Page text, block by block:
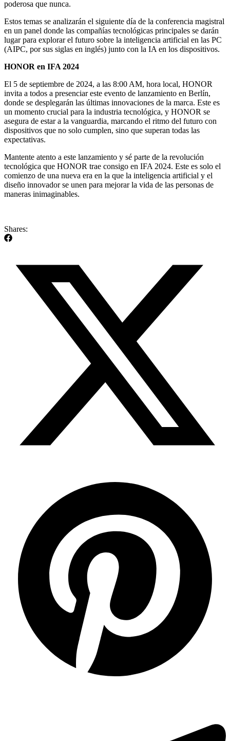
poderosa que nunca.
Estos temas se analizarán el siguiente día de la conferencia magistral
en un panel donde las compañías tecnológicas principales se darán
lugar para explorar el futuro sobre la inteligencia artificial en las PC
(AIPC, por sus siglas en inglés) junto con la IA en los dispositivos.
HONOR en IFA 2024
El 5 de septiembre de 2024, a las 8:00 AM, hora local, HONOR
invita a todos a presenciar este evento de lanzamiento en Berlín,
donde se desplegarán las últimas innovaciones de la marca. Este es
un momento crucial para la industria tecnológica, y HONOR se
asegura de estar a la vanguardia, marcando el ritmo del futuro con
dispositivos que no solo cumplen, sino que superan todas las
expectativas.
Mantente atento a este lanzamiento y sé parte de la revolución
tecnológica que HONOR trae consigo en IFA 2024. Este es solo el
comienzo de una nueva era en la que la inteligencia artificial y el
diseño innovador se unen para mejorar la vida de las personas de
maneras inimaginables.
Shares: